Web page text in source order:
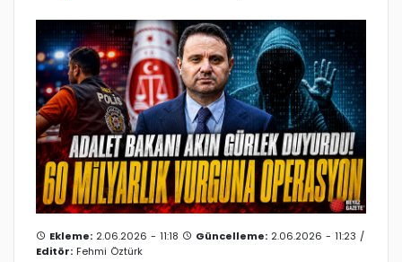
Ekleme: 2.06.2026 - 11:18 Güncelleme: 2.06.2026 - 11:23 /
Editör: Fehmi Öztürk